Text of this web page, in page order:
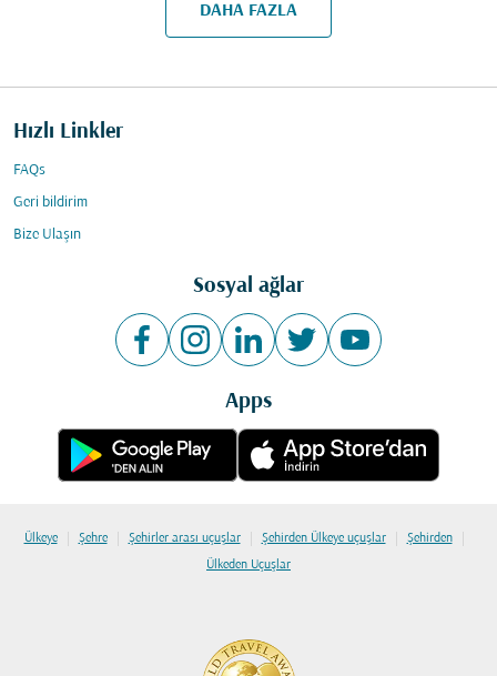
DAHA FAZLA
Hızlı Linkler
FAQs
Geri bildirim
Bize Ulaşın
Sosyal ağlar
Apps
Ülkeye | Şehre | Şehirler arası uçuşlar | Şehirden Ülkeye uçuşlar | Şehirden |
Ülkeden Uçuşlar